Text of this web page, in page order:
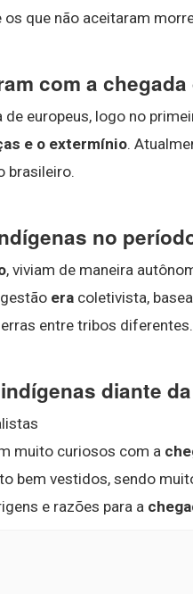
que não aceitaram
com a
europeus, logo no
e o extermínio.
brasileiro.
no
, viviam de maneira
era coletivista,
entre tribos diferentes.
diante
muito curiosos com a
bem vestidos, sendo
e razões para a